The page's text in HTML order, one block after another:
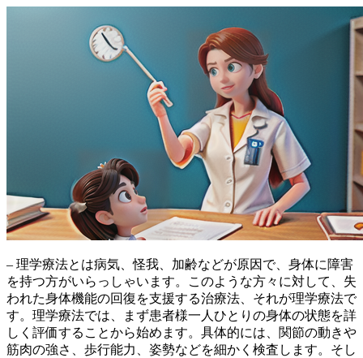
– 理学療法とは病気、怪我、加齢などが原因で、身体に障害
を持つ方がいらっしゃいます。このような方々に対して、失
われた身体機能の回復を支援する治療法、それが理学療法で
す。理学療法では、
まず患者様一人ひとりの身体の状態を詳
しく評価することから始めます。 具体的には、関節の動きや
筋肉の強さ、歩行能力、姿勢などを細かく検査します。そし